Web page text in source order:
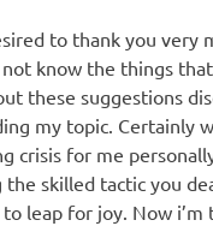
to thank you very
not know the things
these suggestions
my topic. Certainly
crisis for me
the skilled tactic you
leap for joy. Now